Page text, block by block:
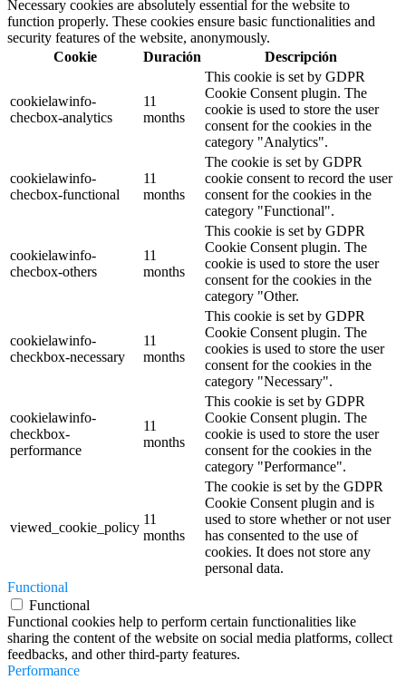
Necessary cookies are absolutely essential for the website to
function properly. These cookies ensure basic functionalities and
security features of the website, anonymously.
Cookie
Duración Descripción
cookielawinfo-
checbox-analytics
11
months
This cookie is set by GDPR
Cookie Consent plugin. The
cookie is used to store the user
consent for the cookies in the
category "Analytics".
cookielawinfo-
checbox-functional
11
months
The cookie is set by GDPR
cookie consent to record the user
consent for the cookies in the
category "Functional".
cookielawinfo-
checbox-others
11
months
This cookie is set by GDPR
Cookie Consent plugin. The
cookie is used to store the user
consent for the cookies in the
category "Other.
cookielawinfo-
checkbox-necessary
11
months
This cookie is set by GDPR
Cookie Consent plugin. The
cookies is used to store the user
consent for the cookies in the
category "Necessary".
cookielawinfo-
checkbox-
performance
11
months
This cookie is set by GDPR
Cookie Consent plugin. The
cookie is used to store the user
consent for the cookies in the
category "Performance".
viewed_cookie_policy
11
months
The cookie is set by the GDPR
Cookie Consent plugin and is
used to store whether or not user
has consented to the use of
cookies. It does not store any
personal data.
Functional
Functional
Functional cookies help to perform certain functionalities like
sharing the content of the website on social media platforms, collect
feedbacks, and other third-party features.
Performance